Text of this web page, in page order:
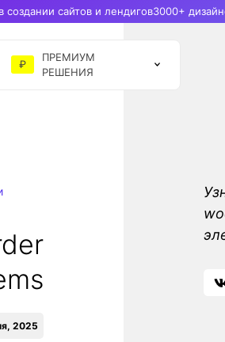
сайтов и лендигов3000+
₽
ПРЕМИУМ
РЕШЕНИЯ
2025